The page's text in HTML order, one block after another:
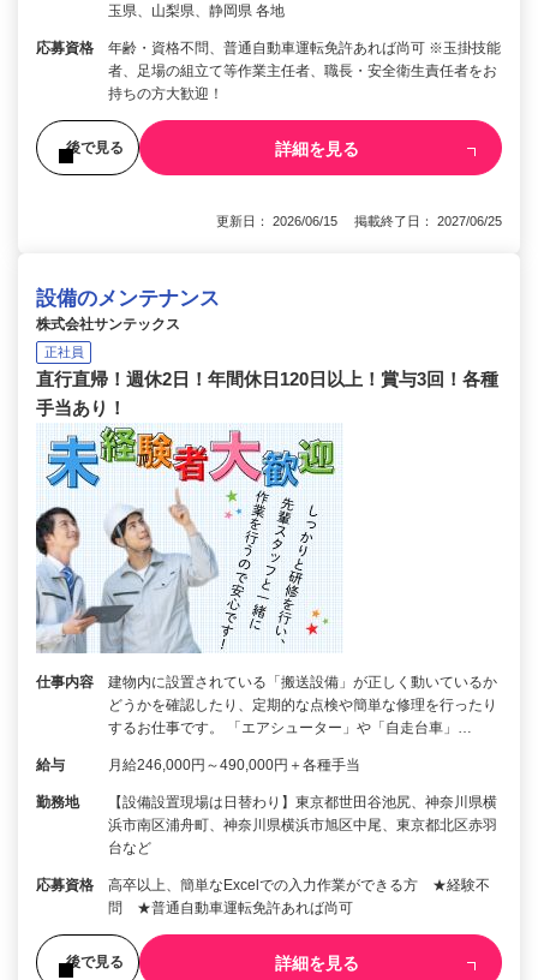
玉県、山梨県、静岡県 各地
応募資格
年齢・資格不問、普通自動車運転免許あれば尚可 ※玉掛技能
者、足場の組立て等作業主任者、職長・安全衛生責任者をお
持ちの方大歓迎！
後で見る 詳細を見る
更新日： 2026/06/15 掲載終了日： 2027/06/25
設備のメンテナンス
株式会社サンテックス
正社員
直行直帰！週休2日！年間休日120日以上！賞与3回！各種
手当あり！
仕事内容
建物内に設置されている「搬送設備」が正しく動いているか
どうかを確認したり、定期的な点検や簡単な修理を行ったり
するお仕事です。 「エアシューター」や「自走台車」…
給与 月給246,000円～490,000円＋各種手当
勤務地
【設備設置現場は日替わり】東京都世田谷池尻、神奈川県横
浜市南区浦舟町、神奈川県横浜市旭区中尾、東京都北区赤羽
台など
応募資格
高卒以上、簡単なExcelでの入力作業ができる方 ★経験不
問 ★普通自動車運転免許あれば尚可
後で見る 詳細を見る